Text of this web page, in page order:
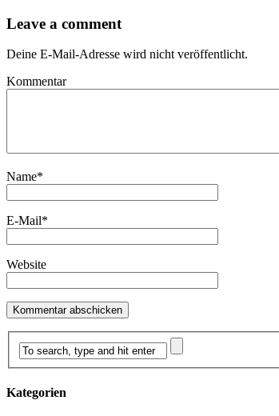
Leave a comment
Deine E-Mail-Adresse wird nicht veröffentlicht.
Kommentar
Name*
E-Mail*
Website
Kategorien